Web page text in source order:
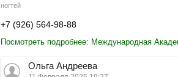
ногтей
+7 (926) 564-98-88
Посмотреть подробнее: Международная
Ольга Андреева